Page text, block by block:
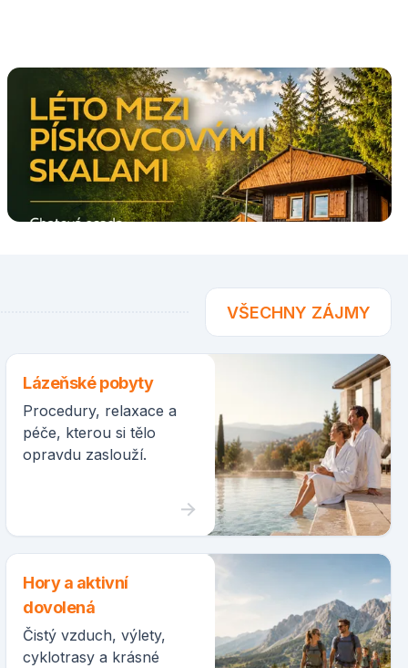
VŠECHNY ZÁJMY
Lázeňské pobyty
Procedury, relaxace a
péče, kterou si tělo
opravdu zaslouží.
Hory a aktivní
dovolená
Čistý vzduch, výlety,
cyklotrasy a krásné